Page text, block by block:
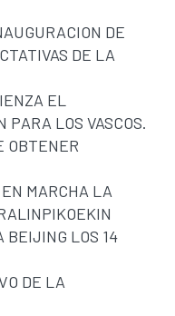
DE
DE LA
EL
PARA LOS VASCOS.
OBTENER
MARCHA LA
BEIJING LOS 14
DE LA